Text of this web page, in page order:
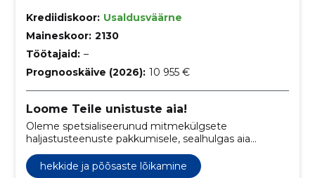
Krediidiskoor: Usaldusväärne
Maineskoor: 2130
Töötajaid: –
Prognooskäive (2026): 10 955 €
Loome Teile unistuste aia!
Oleme spetsialiseerunud mitmekülgsete
haljastusteenuste pakkumisele, sealhulgas aia
kujundamine, rajamine, hooldamine ja spetsiifilised
tööd nagu muru niitmine, hekkide pügamine ning
hekkide ja põõsaste lõikamine